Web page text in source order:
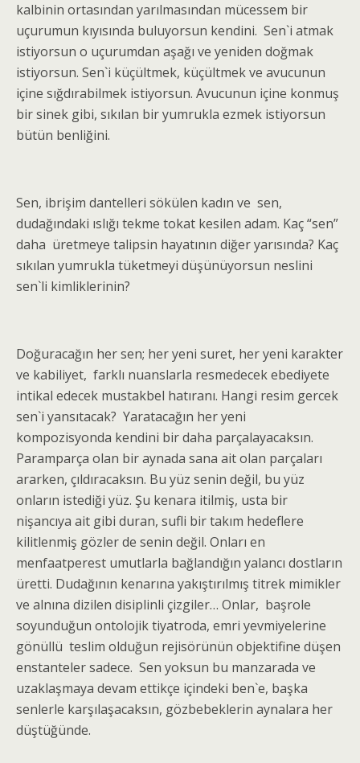
kalbinin ortasından yarılmasından mücessem bir
uçurumun kıyısında buluyorsun kendini. Sen`i atmak
istiyorsun o uçurumdan aşağı ve yeniden doğmak
istiyorsun. Sen`i küçültmek, küçültmek ve avucunun
içine sığdırabilmek istiyorsun. Avucunun içine konmuş
bir sinek gibi, sıkılan bir yumrukla ezmek istiyorsun
bütün benliğini.
Sen, ibrişim dantelleri sökülen kadın ve sen,
dudağındaki ıslığı tekme tokat kesilen adam. Kaç “sen”
daha üretmeye talipsin hayatının diğer yarısında? Kaç
sıkılan yumrukla tüketmeyi düşünüyorsun neslini
sen`li kimliklerinin?
Doğuracağın her sen; her yeni suret, her yeni karakter
ve kabiliyet, farklı nuanslarla resmedecek ebediyete
intikal edecek mustakbel hatıranı. Hangi resim gercek
sen`i yansıtacak? Yaratacağın her yeni
kompozisyonda kendini bir daha parçalayacaksın.
Paramparça olan bir aynada sana ait olan parçaları
ararken, çıldıracaksın. Bu yüz senin değil, bu yüz
onların istediği yüz. Şu kenara itilmiş, usta bir
nişancıya ait gibi duran, sufli bir takım hedeflere
kilitlenmiş gözler de senin değil. Onları en
menfaatperest umutlarla bağlandığın yalancı dostların
üretti. Dudağının kenarına yakıştırılmış titrek mimikler
ve alnına dizilen disiplinli çizgiler… Onlar, başrole
soyunduğun ontolojik tiyatroda, emri yevmiyelerine
gönüllü teslim olduğun rejisörünün objektifine düşen
enstanteler sadece. Sen yoksun bu manzarada ve
uzaklaşmaya devam ettikçe içindeki ben`e, başka
senlerle karşılaşacaksın, gözbebeklerin aynalara her
düştüğünde.